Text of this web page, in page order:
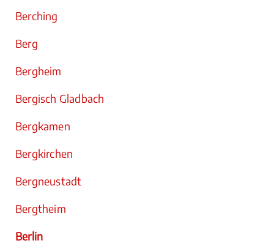
Berching
Berg
Bergheim
Bergisch Gladbach
Bergkamen
Bergkirchen
Bergneustadt
Bergtheim
Berlin